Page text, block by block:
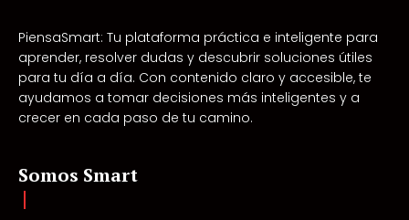
PiensaSmart: Tu plataforma práctica e inteligente para
aprender, resolver dudas y descubrir soluciones útiles
para tu día a día. Con contenido claro y accesible, te
ayudamos a tomar decisiones más inteligentes y a
crecer en cada paso de tu camino.
Somos Smart